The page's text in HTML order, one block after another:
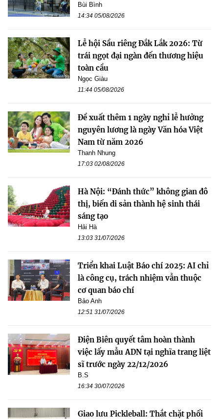
Bùi Bình
14:34 05/08/2026
Lễ hội Sầu riêng Đắk Lắk 2026: Từ
trái ngọt đại ngàn đến thương hiệu
toàn cầu
Ngọc Giàu
11:44 05/08/2026
Đề xuất thêm 1 ngày nghỉ lễ hưởng
nguyên lương là ngày Văn hóa Việt
Nam từ năm 2026
Thanh Nhung
17:03 02/08/2026
Hà Nội: “Đánh thức” không gian đô
thị, biến di sản thành hệ sinh thái
sáng tạo
Hải Hà
13:03 31/07/2026
Triển khai Luật Báo chí 2025: AI chỉ
là công cụ, trách nhiệm vẫn thuộc
cơ quan báo chí
Bảo Anh
12:51 31/07/2026
Điện Biên quyết tâm hoàn thành
việc lấy mẫu ADN tại nghĩa trang liệt
sĩ trước ngày 22/12/2026
B.S
16:34 30/07/2026
Giao lưu Pickleball: Thắt chặt phối